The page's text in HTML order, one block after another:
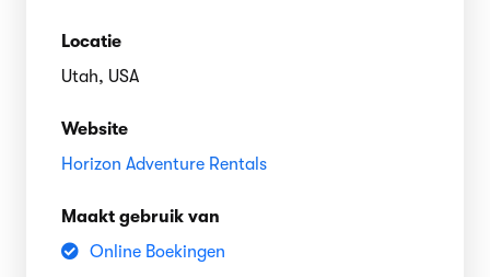
Locatie
Utah, USA
Website
Horizon Adventure Rentals
Maakt gebruik van
Online Boekingen